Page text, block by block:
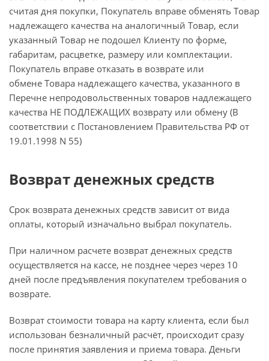
считая дня покупки, Покупатель вправе обменять Товар
надлежащего качества на аналогичный Товар, если
указанный Товар не подошел Клиенту по форме,
габаритам, расцветке, размеру или комплектации.
Покупатель вправе отказать в возврате или
обмене Товара надлежащего качества, указанного в
Перечне непродовольственных товаров надлежащего
качества НЕ ПОДЛЕЖАЩИХ возврату или обмену (В
соответствии с Постановлением Правительства РФ от
19.01.1998 N 55)
Возврат денежных средств
Срок возврата денежных средств зависит от вида
оплаты, который изначально выбрал покупатель.
При наличном расчете возврат денежных средств
осуществляется на кассе, не позднее через через 10
дней после предъявления покупателем требования о
возврате.
Возврат стоимости товара на карту клиента, если был
использован безналичный расчёт, происходит сразу
после принятия заявления и приема товара. Деньги